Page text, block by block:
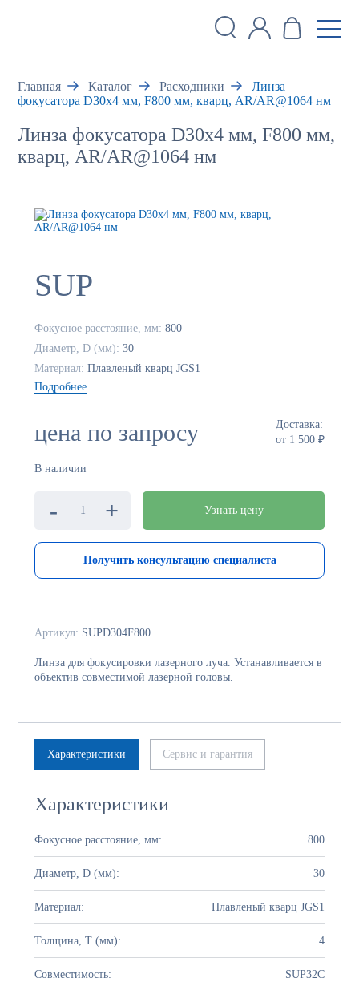
Главная Каталог Расходники
Линза
фокусатора D30x4 мм, F800 мм, кварц, AR/AR@1064 нм
Линза фокусатора D30x4 мм, F800 мм,
кварц, AR/AR@1064 нм
SUP
Фокусное расстояние, мм:800
Диаметр, D (мм):30
Материал:Плавленый кварц JGS1
Подробнее
цена по запросу
Доставка:
от 1 500 ₽
В наличии
- + Узнать цену
Получить консультацию специалиста
Артикул: SUPD304F800
Линза для фокусировки лазерного луча. Устанавливается в
объектив совместимой лазерной головы.
Характеристики Сервис и гарантия
Характеристики
Фокусное расстояние, мм: 800
Диаметр, D (мм): 30
Материал: Плавленый кварц JGS1
Толщина, Т (мм): 4
Совместимость: SUP32C